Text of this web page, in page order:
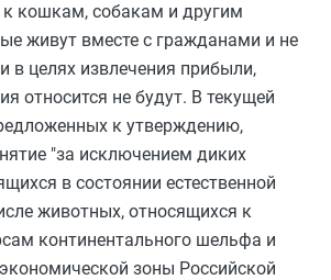
к кошкам, собакам и другим
живут вместе с гражданами и не
в целях извлечения прибыли,
относится не будут. В текущей
к утверждению,
"за исключением диких
в состоянии естественной
животных, относящихся к
континентального шельфа и
зоны Российской